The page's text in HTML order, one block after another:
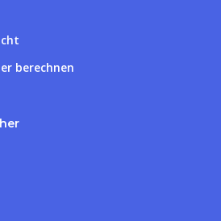
berechnen